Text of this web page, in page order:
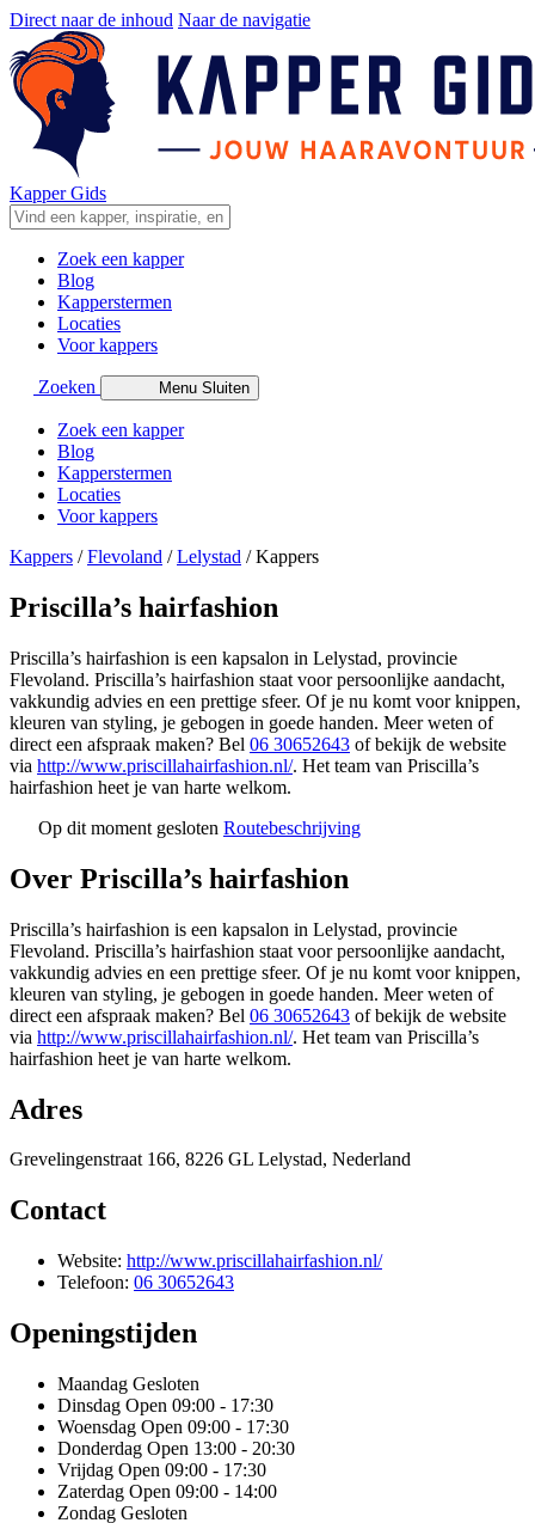
Direct naar de inhoud Naar de navigatie
Kapper Gids
Zoek een kapper
Blog
Kapperstermen
Locaties
Voor kappers
Zoeken Menu Sluiten
Zoek een kapper
Blog
Kapperstermen
Locaties
Voor kappers
Kappers /Flevoland /Lelystad /Kappers
Priscilla’s hairfashion
Priscilla’s hairfashion is een kapsalon in Lelystad, provincie
Flevoland. Priscilla’s hairfashion staat voor persoonlijke aandacht,
vakkundig advies en een prettige sfeer. Of je nu komt voor knippen,
kleuren van styling, je gebogen in goede handen. Meer weten of
direct een afspraak maken? Bel 06 30652643 of bekijk de website
via http://www.priscillahairfashion.nl/. Het team van Priscilla’s
hairfashion heet je van harte welkom.
Op dit moment gesloten Routebeschrijving
+
Over Priscilla’s hairfashion
Priscilla’s hairfashion is een kapsalon in Lelystad, provincie
Flevoland. Priscilla’s hairfashion staat voor persoonlijke aandacht,
vakkundig advies en een prettige sfeer. Of je nu komt voor knippen,
kleuren van styling, je gebogen in goede handen. Meer weten of
direct een afspraak maken? Bel 06 30652643 of bekijk de website
via http://www.priscillahairfashion.nl/. Het team van Priscilla’s
hairfashion heet je van harte welkom.
Adres
Grevelingenstraat 166, 8226 GL Lelystad, Nederland
Contact
Website: http://www.priscillahairfashion.nl/
Telefoon: 06 30652643
Openingstijden
Maandag Gesloten
Dinsdag Open 09:00 - 17:30
Woensdag Open 09:00 - 17:30
Donderdag Open 13:00 - 20:30
Vrijdag Open 09:00 - 17:30
Zaterdag Open 09:00 - 14:00
Zondag Gesloten